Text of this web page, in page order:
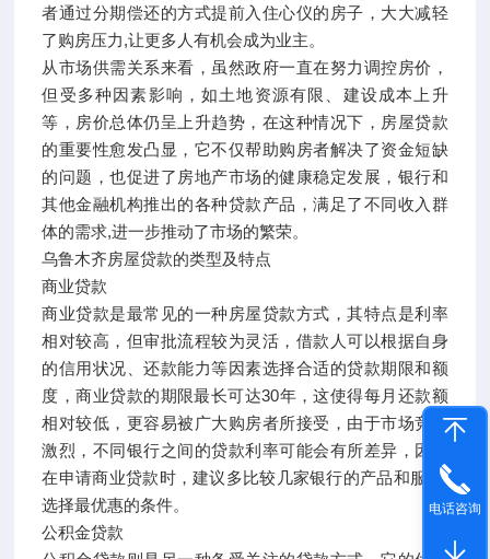
者通过分期偿还的方式提前入住心仪的房子，大大减轻
了购房压力,让更多人有机会成为业主。
从市场供需关系来看，虽然政府一直在努力调控房价，
但受多种因素影响，如土地资源有限、建设成本上升
等，房价总体仍呈上升趋势，在这种情况下，房屋贷款
的重要性愈发凸显，它不仅帮助购房者解决了资金短缺
的问题，也促进了房地产市场的健康稳定发展，银行和
其他金融机构推出的各种贷款产品，满足了不同收入群
体的需求,进一步推动了市场的繁荣。
乌鲁木齐房屋贷款的类型及特点
商业贷款
商业贷款是最常见的一种房屋贷款方式，其特点是利率
相对较高，但审批流程较为灵活，借款人可以根据自身
的信用状况、还款能力等因素选择合适的贷款期限和额
度，商业贷款的期限最长可达30年，这使得每月还款额
相对较低，更容易被广大购房者所接受，由于市场竞争
激烈，不同银行之间的贷款利率可能会有所差异，因此
在申请商业贷款时，建议多比较几家银行的产品和服务,
选择最优惠的条件。
公积金贷款
电话咨询